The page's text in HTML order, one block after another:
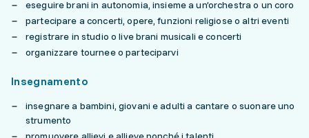
eseguire brani in autonomia, insieme a un’orchestra o un coro
partecipare a concerti, opere, funzioni religiose o altri eventi
registrare in studio o live brani musicali e concerti
organizzare tournee o parteciparvi
Insegnamento
insegnare a bambini, giovani e adulti a cantare o suonare uno
strumento